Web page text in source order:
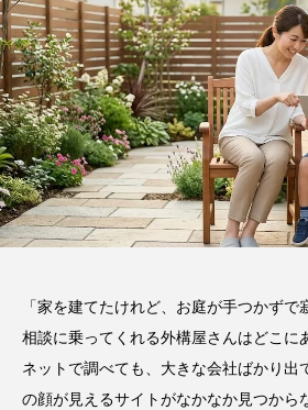
「家を建てたけれど、お庭が手つかず
相談に乗ってくれる外構屋さんはどこに
ネットで調べても、大きな会社ばかり出
の顔が見えるサイトがなかなか見つから